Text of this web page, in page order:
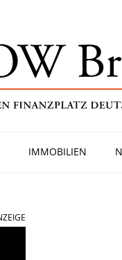
IMMOBILIEN